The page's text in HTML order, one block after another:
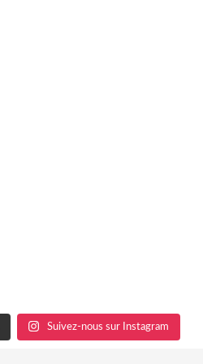
Suivez-nous sur Instagram